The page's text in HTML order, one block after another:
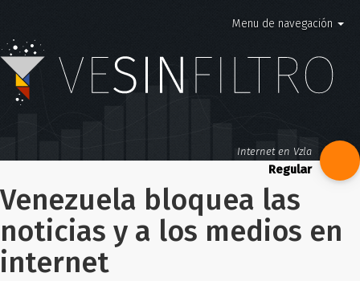
Internet en Vzla
Menu de navegación
Venezuela bloquea las
noticias y a los medios en
internet